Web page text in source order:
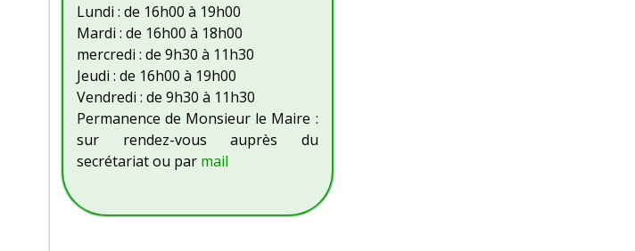
Lundi : de 16h00 à 19h00
Mardi : de 16h00 à 18h00
mercredi : de 9h30 à 11h30
Jeudi : de 16h00 à 19h00
Vendredi : de 9h30 à 11h30
Permanence de Monsieur le Maire :
sur rendez-vous auprès du
secrétariat ou par mail